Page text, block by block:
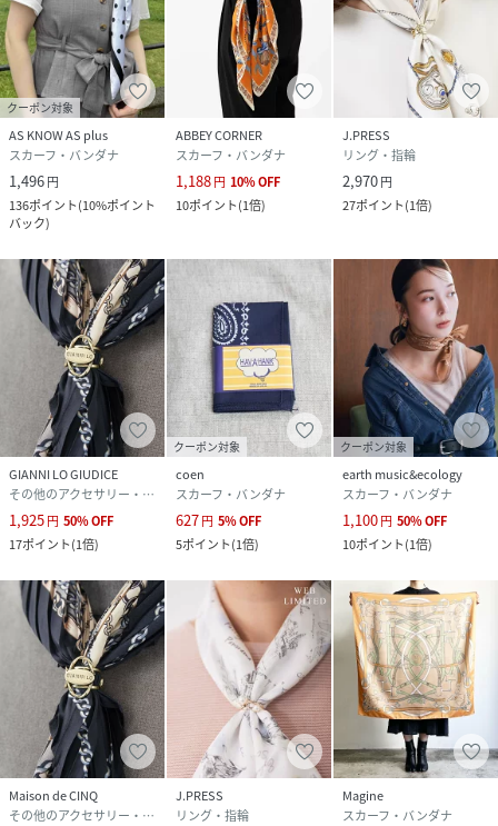
クーポン対象
AS KNOW AS plus
スカーフ・バンダナ
1,496円
136ポイント(10%ポイント
バック)
ABBEY CORNER
スカーフ・バンダナ
1,188円 10%OFF
10ポイント(1倍)
J.PRESS
リング・指輪
2,970円
27ポイント(1倍)
GIANNI LO GIUDICE
その他のアクセサリー・腕時計
1,925円 50%OFF
17ポイント(1倍)
クーポン対象
coen
スカーフ・バンダナ
627円 5%OFF
5ポイント(1倍)
クーポン対象
earth music&ecology
スカーフ・バンダナ
1,100円 50%OFF
10ポイント(1倍)
Maison de CINQ
その他のアクセサリー・腕時計
J.PRESS
リング・指輪
Magine
スカーフ・バンダナ